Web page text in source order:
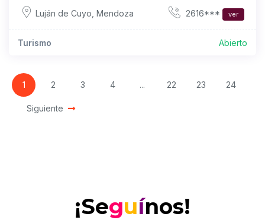
Luján de Cuyo Mendoza 2616*** ver
Turismo Abierto
1 2 3 4 ... 22 23 24
Siguiente
¡Seguínos!